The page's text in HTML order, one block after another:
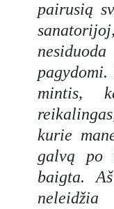
pairusią
mintis,
kurie
galvą po
baigta.